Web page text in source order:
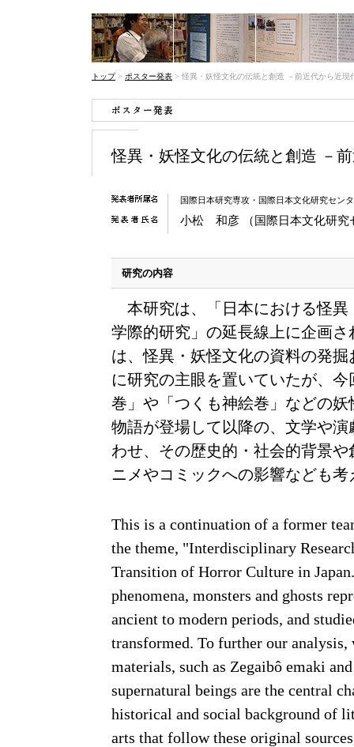
トップ> ポスター発表 > 怪異・妖怪文化の伝統と創造 －前近代から近現
怪異・妖怪文化の伝統と創造 －
国際日本研究専攻・国際日本文化研究セン
小松 和彦 （国際日本文化研究
研究の内容
本研究は、「日本における怪異
学際的研究」の延長線上に企画
は、怪異・妖怪文化の資料の発
に研究の主眼を置いていたが、
巻」や「つくも神絵巻」などの
物語が登場して以降の、文学や
わせ、その歴史的・社会的背景
ニメやコミックへの影響なども考
This is a continuation of a former
the theme, "Interdisciplinary
Transition of Horror Culture in
phenomena, monsters and ghosts
ancient to modern periods, and
transformed. To further our
materials, such as Zegaibô emaki
supernatural beings are the central
historical and social background of
arts that follow these original